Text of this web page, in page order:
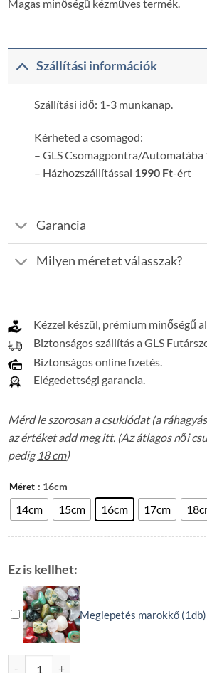
Magas minőségű kézműves termék.
Szállítási információk
Szállítási idő: 1-3 munkanap.
Kérheted a csomagod:
– GLS Csomagpontra/Automatába
– Házhozszállítással 1990 Ft-ért
Garancia
Milyen méretet válasszak?
Kézzel készül, prémium minőségű
Biztonságos szállítás a GLS
Biztonságos online fizetés.
Elégedettségi garancia.
Mérd le szorosan a csuklódat (a
az értéket add meg itt. (Az átlagos női
pedig 18 cm)
Méret : 16cm
14cm 15cm 16cm 17cm
Ez is kellhet:
Meglepetés marokkő (1db)